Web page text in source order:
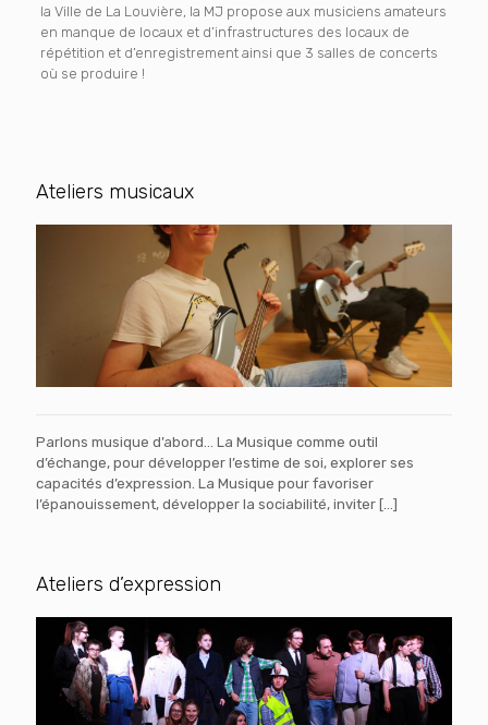
la Ville de La Louvière, la MJ propose aux musiciens amateurs
en manque de locaux et d’infrastructures des locaux de
répétition et d’enregistrement ainsi que 3 salles de concerts
où se produire !
Ateliers musicaux
Parlons musique d’abord… La Musique comme outil
d’échange, pour développer l’estime de soi, explorer ses
capacités d’expression. La Musique pour favoriser
l’épanouissement, développer la sociabilité, inviter […]
Ateliers d’expression